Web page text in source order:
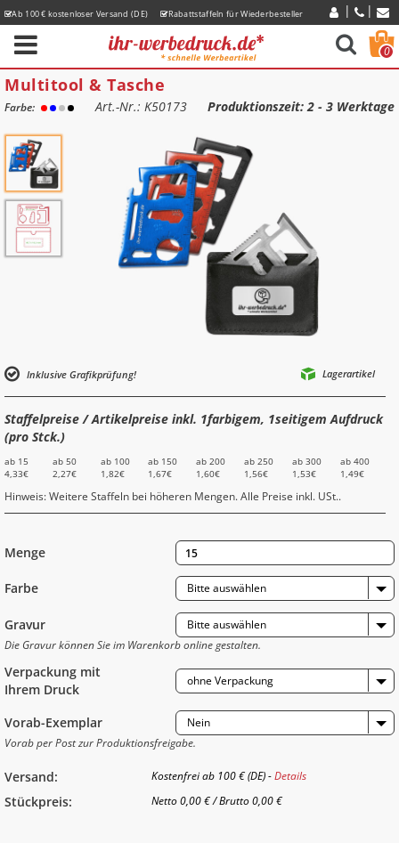
Ab 100 € kostenloser Versand (DE)
Rabattstaffeln für Wiederbesteller
0
Multitool & Tasche
Farbe: Art.-Nr.: K50173 Produktionszeit: 2 - 3 Werktage
Inklusive Grafikprüfung! Lagerartikel
Staffelpreise / Artikelpreise inkl. 1farbigem, 1seitigem Aufdruck
(pro Stck.)
ab 15
4,33€
ab 50
2,27€
ab 100
1,82€
ab 150
1,67€
ab 200
1,60€
ab 250
1,56€
ab 300
1,53€
ab 400
1,49€
Hinweis: Weitere Staffeln bei höheren Mengen. Alle Preise inkl. USt..
Menge
Farbe Bitte auswählen
Gravur
Bitte auswählen
Die Gravur können Sie im Warenkorb online gestalten.
Verpackung mit
Ihrem Druck
ohne Verpackung
Vorab-Exemplar
Nein
Vorab per Post zur Produktionsfreigabe.
Versand: Kostenfrei ab 100 € (DE) -Details
Stückpreis: Netto 0,00 €/ Brutto 0,00 €